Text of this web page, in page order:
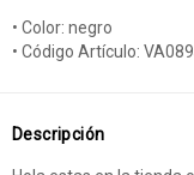
• Color: negro
• Código Artículo:
Descripción